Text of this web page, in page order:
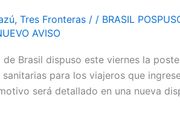
, Tres Fronteras / / BRASIL
AVISO
Brasil dispuso este viernes la
para los viajeros que
será detallado en una nueva